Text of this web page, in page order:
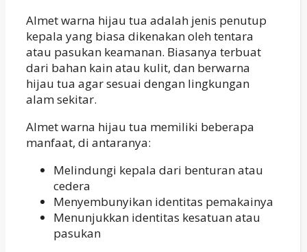
Almet warna hijau tua adalah jenis penutup
kepala yang biasa dikenakan oleh tentara
atau pasukan keamanan. Biasanya terbuat
dari bahan kain atau kulit, dan berwarna
hijau tua agar sesuai dengan lingkungan
alam sekitar.
Almet warna hijau tua memiliki beberapa
manfaat, di antaranya:
Melindungi kepala dari benturan atau
cedera
Menyembunyikan identitas pemakainya
Menunjukkan identitas kesatuan atau
pasukan